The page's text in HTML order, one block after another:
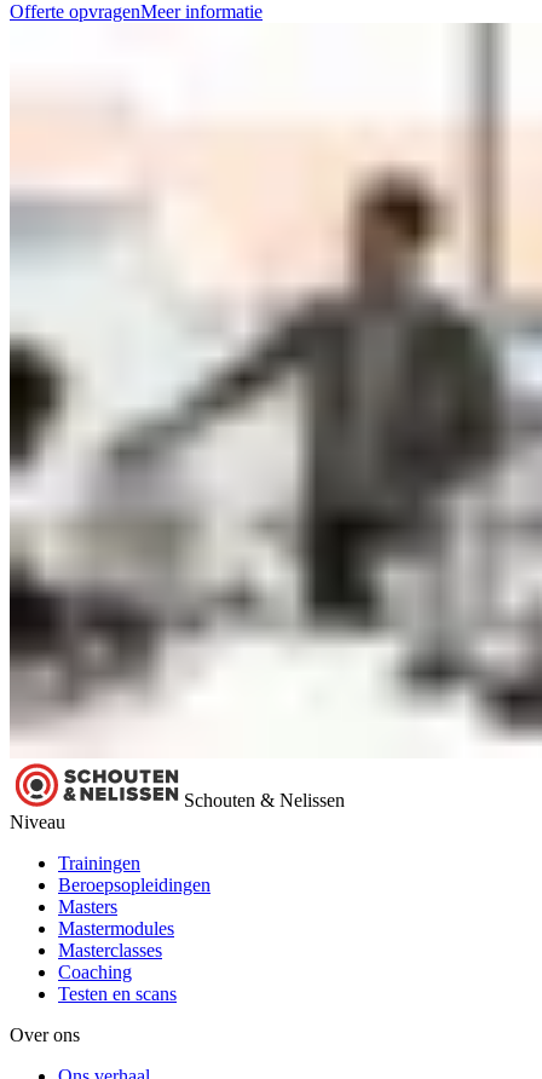
Offerte opvragenMeer informatie
Schouten & Nelissen
Niveau
Trainingen
Beroepsopleidingen
Masters
Mastermodules
Masterclasses
Coaching
Testen en scans
Over ons